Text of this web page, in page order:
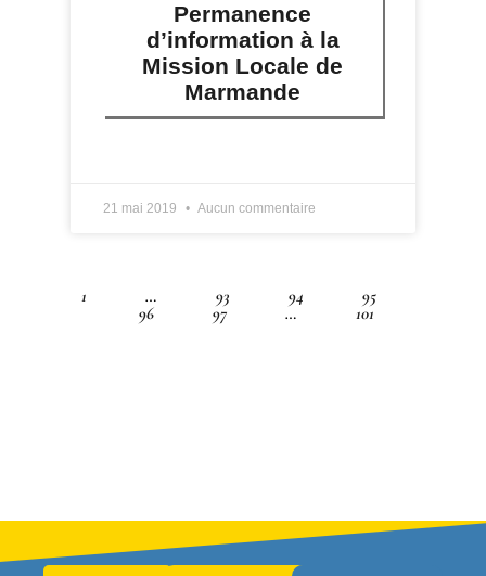
Permanence
d’information à la
Mission Locale de
Marmande
21 mai 2019 Aucun commentaire
1 … 93 94
95
96
97 … 101